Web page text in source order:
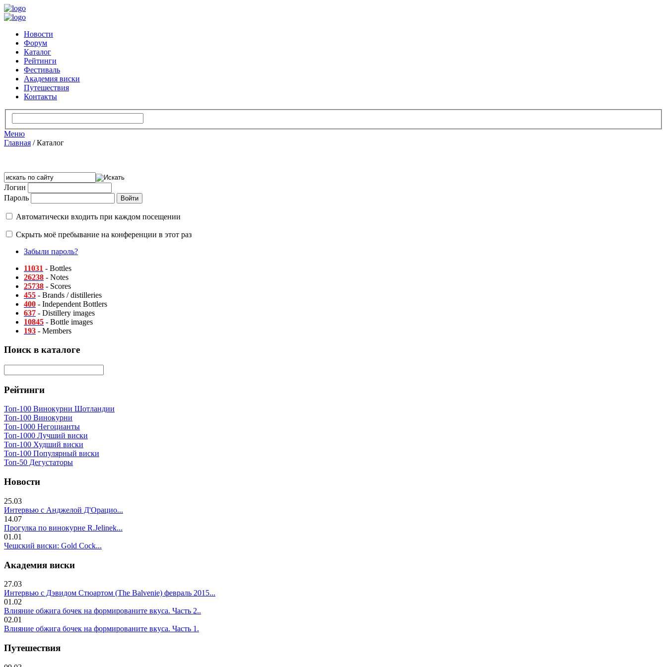
Новости
Форум
Каталог
Рейтинги
Фестиваль
Академия виски
Путешествия
Контакты
Меню
Главная /Каталог
Логин
Пароль
Автоматически входить при каждом посещении
Скрыть моё пребывание на конференции в этот раз
Забыли пароль?
11031 - Bottles
26238 - Notes
25738 - Scores
455 - Brands / distilleries
400 - Independent Bottlers
637 - Distillery images
10845 - Bottle images
193 - Members
Поиск в каталоге
Рейтинги
Топ-100 Винокурни Шотландии
Топ-100 Винокурни
Топ-1000 Негоцианты
Топ-1000 Лучший виски
Топ-100 Худший виски
Топ-100 Популярный виски
Топ-50 Дегустаторы
Новости
25.03
Интервью с Анджелой Д'Орацио...
14.07
Прогулка по винокурне R.Jelinek...
01.01
Чешский виски: Gold Cock...
Академия виски
27.03
Интервью с Дэвидом Стюартом (The Balvenie) февраль 2015...
01.02
Влияние обжига бочек на формированите вкуса. Часть 2..
02.01
Влияние обжига бочек на формированите вкуса. Часть 1.
Путешествия